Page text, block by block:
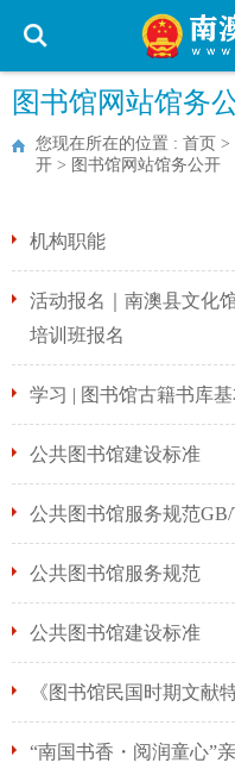
图书馆网站馆务
您现在所在的位置 : 首页 >
开 > 图书馆网站馆务公开
机构职能
活动报名｜南澳县文化
培训班报名
学习 | 图书馆古籍书库
公共图书馆建设标准
公共图书馆服务规范GB/
公共图书馆服务规范
公共图书馆建设标准
《图书馆民国时期文献
“南国书香・阅润童心”